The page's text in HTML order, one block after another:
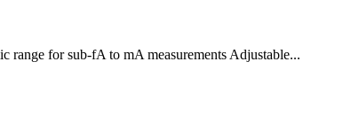
range for sub-fA to mA measurements Adjustable...